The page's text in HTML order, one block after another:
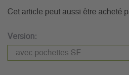
Cet article peut aussi être acheté
Version: